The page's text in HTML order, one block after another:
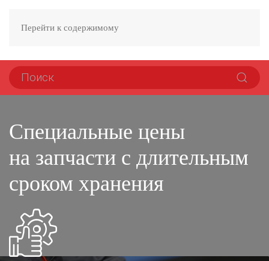
Перейти к содержимому
Специальные цены
на запчасти с длительным
сроком хранения